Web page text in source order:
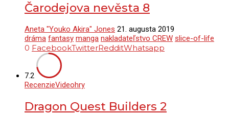
Čarodejova nevěsta 8
Aneta "Youko Akira" Jones 21. augusta 2019
dráma fantasy manga nakladateľstvo CREW slice-of-life
0 FacebookTwitterRedditWhatsapp
7.2
RecenzieVideohry
Dragon Quest Builders 2